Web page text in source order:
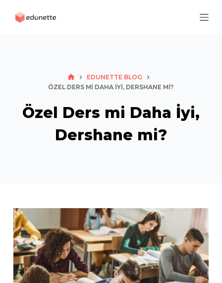
HOMEEDUNETTE BLOG
ÖZEL DERS MI DAHA İYI, DERSHANE MI?
Özel Ders mi Daha İyi,
Dershane mi?